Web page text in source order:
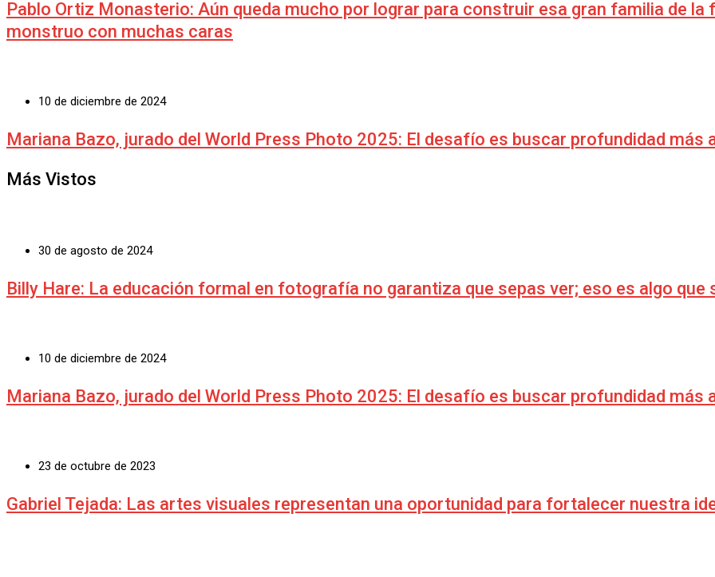
Pablo Ortiz Monasterio: Aún queda mucho por lograr para construir esa gran familia de
monstruo con muchas caras
10 de diciembre de 2024
Mariana Bazo, jurado del World Press Photo 2025: El desafío es buscar profundidad más
Más Vistos
30 de agosto de 2024
Billy Hare: La educación formal en fotografía no garantiza que sepas ver; eso es algo que
10 de diciembre de 2024
Mariana Bazo, jurado del World Press Photo 2025: El desafío es buscar profundidad más
23 de octubre de 2023
Gabriel Tejada: Las artes visuales representan una oportunidad para fortalecer nuestra